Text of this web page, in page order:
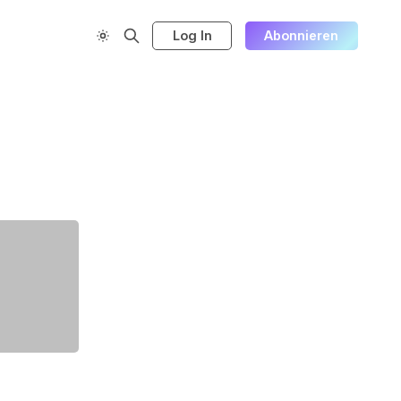
Log In Abonnieren